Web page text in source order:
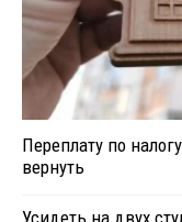
Переплату по
вернуть